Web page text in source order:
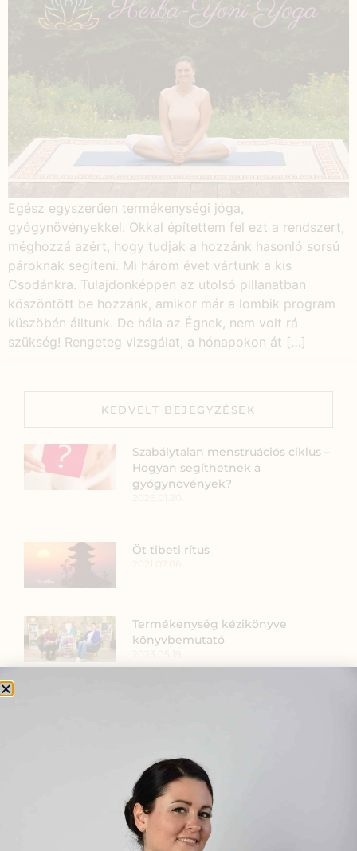
Egész egyszerűen termékenységi jóga,
gyógynövényekkel. Okkal építettem fel ezt a rendszert,
méghozzá azért, hogy tudjak a hozzánk hasonló sorsú
pároknak segíteni. Mi három évet vártunk a kis
Csodánkra. Tulajdonképpen az utolsó pillanatban
köszöntött be hozzánk, amikor már a lombik program
küszöbén álltunk. De hála az Égnek, nem volt rá
szükség! Rengeteg vizsgálat, a hónapokon át […]
KEDVELT BEJEGYZÉSEK
Szabálytalan menstruációs ciklus –
Hogyan segíthetnek a
gyógynövények?
Öt tibeti rítus
Termékenység kézikönyve
könyvbemutató
2023.05.19.
Természetes segítség a fogzáshoz
2019.05.26.